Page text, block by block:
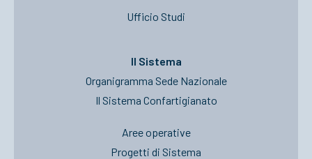
Ufficio Studi
Il Sistema
Organigramma Sede Nazionale
Il Sistema Confartigianato
Aree operative
Progetti di Sistema